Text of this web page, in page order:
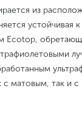
из
устойчивая
Ecotop,
с матовым, так и